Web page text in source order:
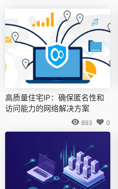
高质量住宅IP：确保匿名性和
访问能力的网络解决方案
893 0